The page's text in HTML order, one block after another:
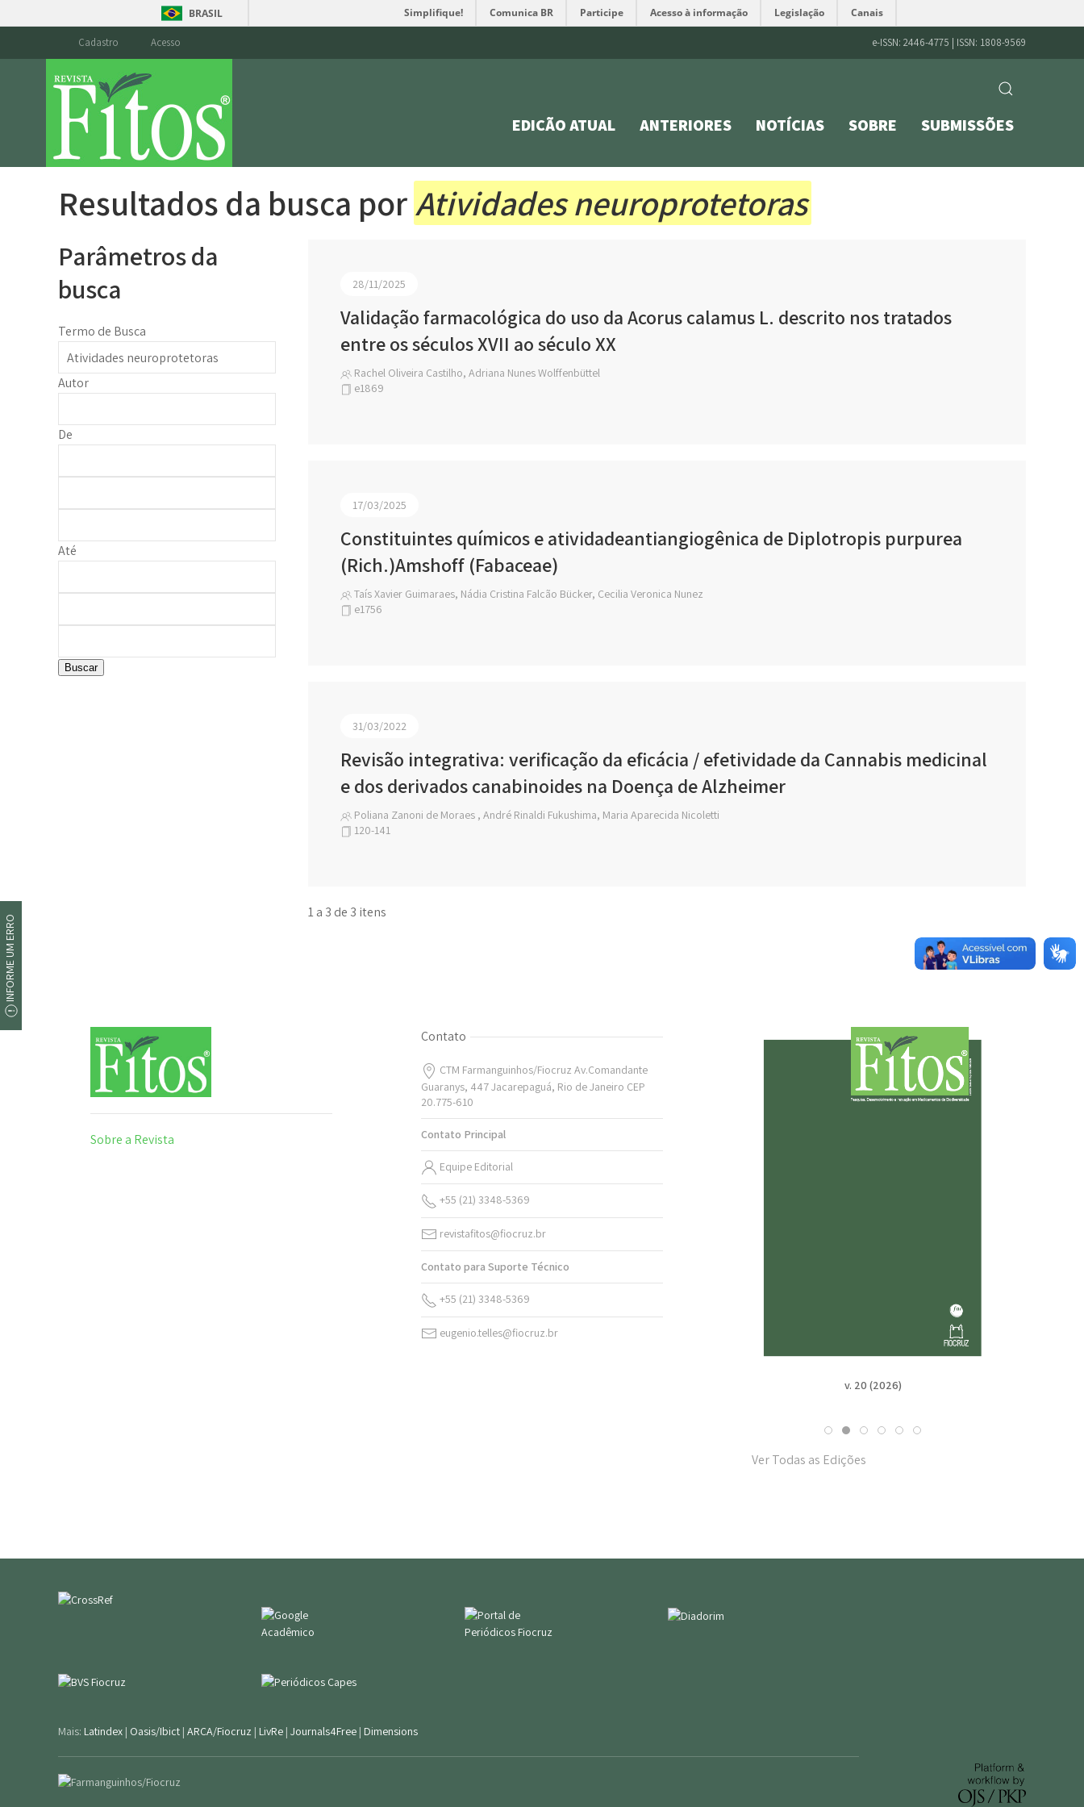
BRASIL Simplifique! Comunica BR Participe Acesso à informação Legislação Canais
Cadastro Acesso e-ISSN: 2446-4775 | ISSN: 1808-9569
EDIÇÃO ATUAL ANTERIORES NOTÍCIAS SOBRE SUBMISSÕES
Resultados da busca porAtividades neuroprotetoras
Parâmetros da
busca
Termo de Busca
Autor
De
Até
Buscar
28/11/2025
Validação farmacológica do uso da Acorus calamus L. descrito nos tratados
entre os séculos XVII ao século XX
Rachel Oliveira Castilho, Adriana Nunes Wolffenbüttel
e1869
17/03/2025
Constituintes químicos e atividadeantiangiogênica de Diplotropis purpurea
(Rich.)Amshoff (Fabaceae)
Taís Xavier Guimaraes, Nádia Cristina Falcão Bücker, Cecilia Veronica Nunez
e1756
31/03/2022
Revisão integrativa: verificação da eficácia / efetividade da Cannabis medicinal
e dos derivados canabinoides na Doença de Alzheimer
Poliana Zanoni de Moraes , André Rinaldi Fukushima, Maria Aparecida Nicoletti
120-141
1 a 3 de 3 itens
Sobre a Revista
Contato
CTM Farmanguinhos/Fiocruz Av.Comandante
Guaranys, 447 Jacarepaguá, Rio de Janeiro CEP
20.775-610
Contato Principal
Equipe Editorial
+55 (21) 3348-5369
revistafitos@fiocruz.br
Contato para Suporte Técnico
+55 (21) 3348-5369
eugenio.telles@fiocruz.br
v. 20 (2026)
Ver Todas as Edições
Mais: Latindex | Oasis/Ibict | ARCA/Fiocruz | LivRe | Journals4Free | Dimensions
INFORME UM ERRO